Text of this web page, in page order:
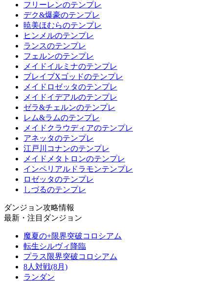
フリーレンのテンプレ
デク&爆豪のテンプレ
暁美ほむらのテンプレ
ヒンメルのテンプレ
ランスのテンプレ
フェルンのテンプレ
メイドイルミナのテンプレ
ブレイブXゴッドのテンプレ
メイドロゼッタのテンプレ
メイドイデアルのテンプレ
ゼラ&チェルンのテンプレ
レム&ラムのテンプレ
メイドクラウディアのテンプレ
アネッタのテンプレ
江戸川コナンのテンプレ
メイドメタトロンのテンプレ
インペリアルドラモンテンプレ
ロゼッタのテンプレ
しづるのテンプレ
ダンジョン攻略情報
最新・注目ダンジョン
魔夏の+限界突破コロシアム
転生シルヴィ降臨
プラス限界突破コロシアム
8人対戦(8月)
ランダン